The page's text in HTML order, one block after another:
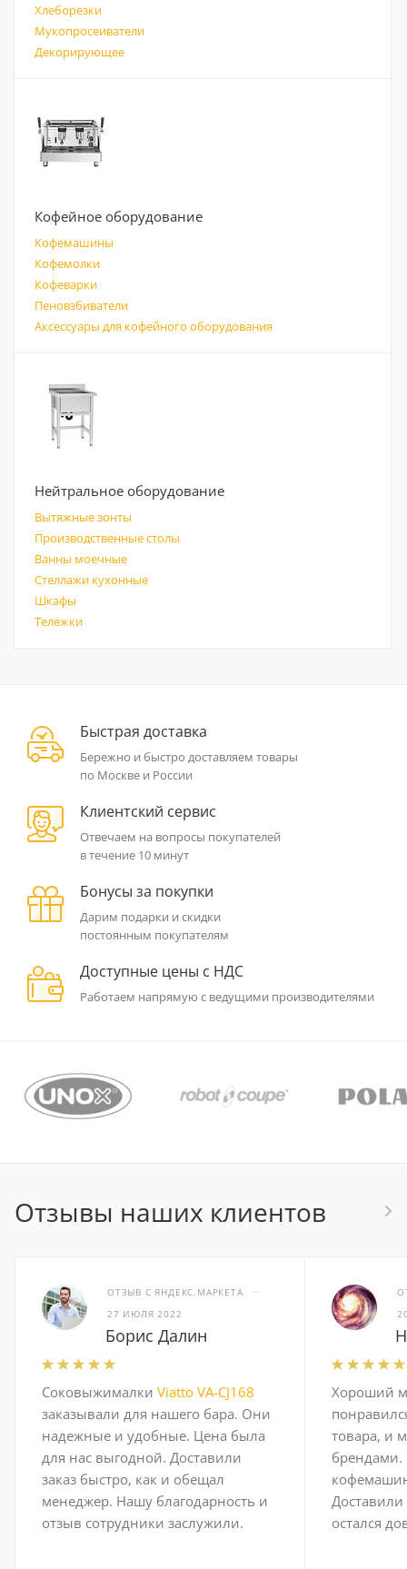
Хлеборезки
Мукопросеиватели
Декорирующее
Кофейное оборудование
Кофемашины
Кофемолки
Кофеварки
Пеновзбиватели
Аксессуары для кофейного оборудования
Нейтральное оборудование
Вытяжные зонты
Производственные столы
Ванны моечные
Стеллажи кухонные
Шкафы
Тележки
Быстрая доставка
Бережно и быстро доставляем товары
по Москве и России
Клиентский сервис
Отвечаем на вопросы покупателей
в течение 10 минут
Бонусы за покупки
Дарим подарки и скидки
постоянным покупателям
Доступные цены с НДС
Работаем напрямую с ведущими производителями
Отзывы наших клиентов
ОТЗЫВ С ЯНДЕКС.МАРКЕТА –
27 ИЮЛЯ 2022
Борис Далин
Соковыжималки Viatto VA-CJ168
заказывали для нашего бара. Они
надежные и удобные. Цена была
для нас выгодной. Доставили
заказ быстро, как и обещал
менеджер. Нашу благодарность и
отзыв сотрудники заслужили.
Хороший
товара, и
брендами.
остался